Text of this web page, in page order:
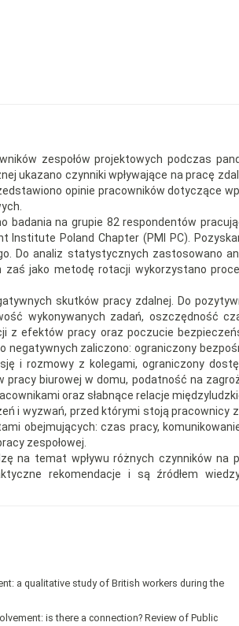
zespołów projektowych podczas
ukazano czynniki wpływające na pracę
opinie pracowników dotyczące
badania na grupie 82 respondentów
Institute Poland Chapter (PMI PC).
Do analiz statystycznych zastosowano
zaś jako metodę rotacji wykorzystano
skutków pracy zdalnej. Do
wykonywanych zadań, oszczędność
z efektów pracy oraz poczucie
negatywnych zaliczono: ograniczony
i rozmowy z kolegami, ograniczony
biurowej w domu, podatność na
oraz słabnące relacje
i wyzwań, przed którymi stoją pracownicy
obejmujących: czas pracy,
zespołowej.
na temat wpływu różnych czynników na
rekomendacje i są źródłem
a qualitative study of British workers during the
is there a connection? Review of Public